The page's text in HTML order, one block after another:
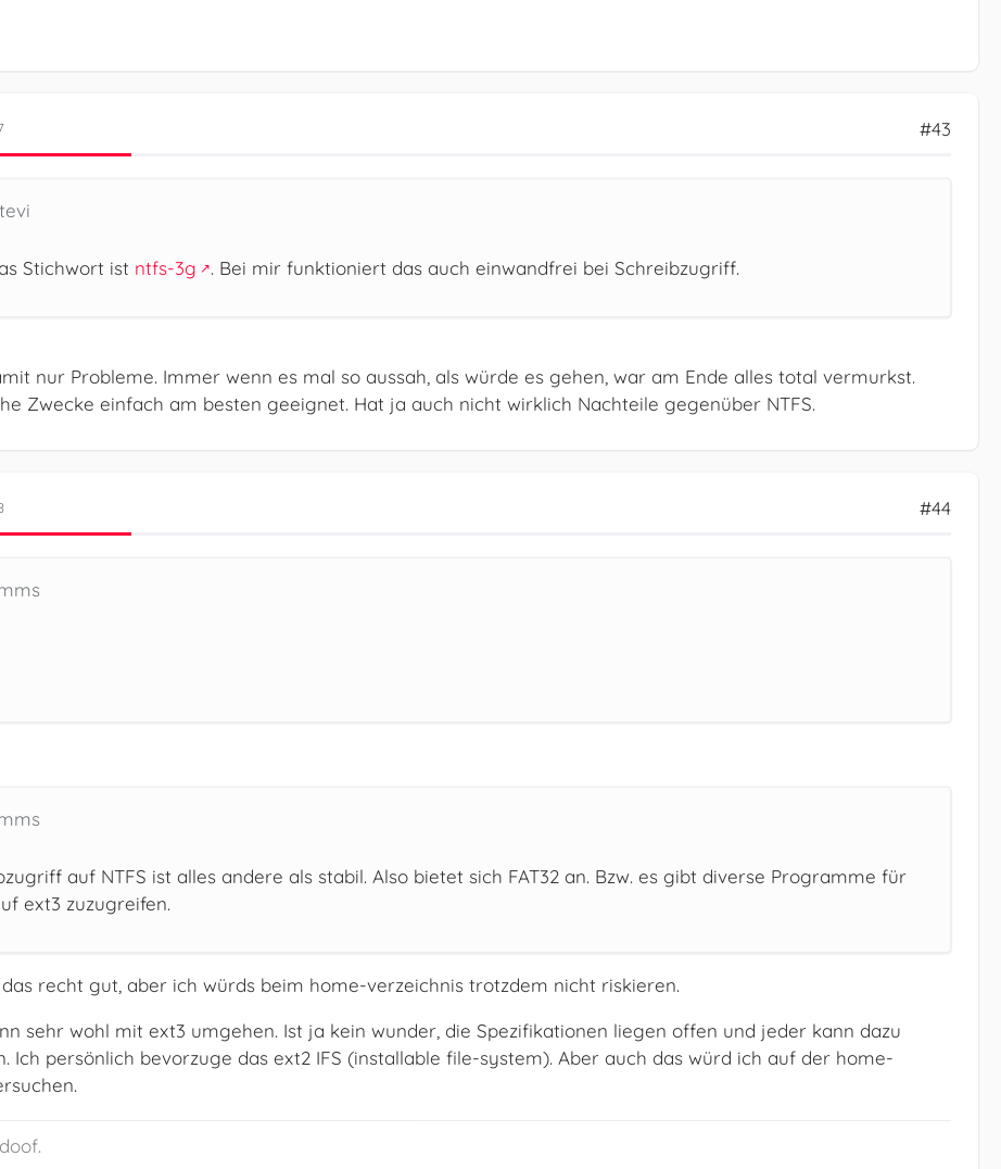
#43
Stichwort ist ntfs-3g . Bei mir funktioniert das auch einwandfrei bei Schreibzugriff.
nur Probleme. Immer wenn es mal so aussah, als würde es gehen, war am Ende alles total vermurkst.
Zwecke einfach am besten geeignet. Hat ja auch nicht wirklich Nachteile gegenüber NTFS.
#44
auf NTFS ist alles andere als stabil. Also bietet sich FAT32 an. Bzw. es gibt diverse Programme für
ext3 zuzugreifen.
recht gut, aber ich würds beim home-verzeichnis trotzdem nicht riskieren.
sehr wohl mit ext3 umgehen. Ist ja kein wunder, die Spezifikationen liegen offen und jeder kann dazu
Ich persönlich bevorzuge das ext2 IFS (installable file-system). Aber auch das würd ich auf der home-